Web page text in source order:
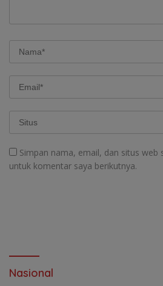
Simpan nama, email, dan situs web
untuk komentar saya berikutnya.
Nasional